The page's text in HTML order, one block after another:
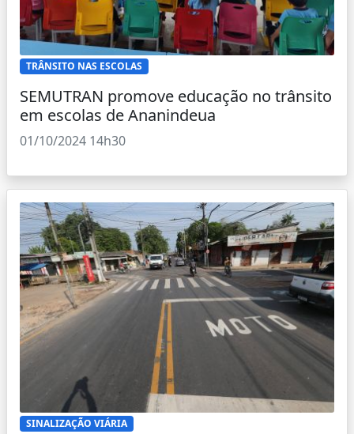
TRÂNSITO NAS ESCOLAS
SEMUTRAN promove educação no trânsito
em escolas de Ananindeua
01/10/2024 14h30
SINALIZAÇÃO VIÁRIA